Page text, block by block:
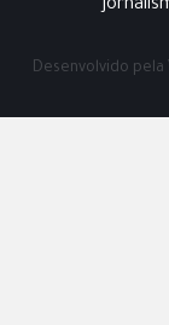
Desenvolvido pela